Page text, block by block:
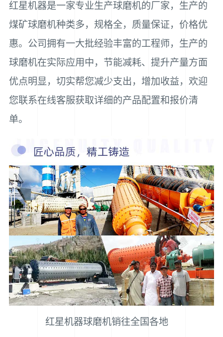
红星机器是一家专业生产球磨机的厂家，生产的
煤矿球磨机种类多，规格全，质量保证，价格优
惠。公司拥有一大批经验丰富的工程师，生产的
球磨机在实际应用中，节能减耗、提升产量方面
优点明显，切实帮您减少支出，增加收益，欢迎
您联系在线客服获取详细的产品配置和报价清
单。
红星机器球磨机销往全国各地